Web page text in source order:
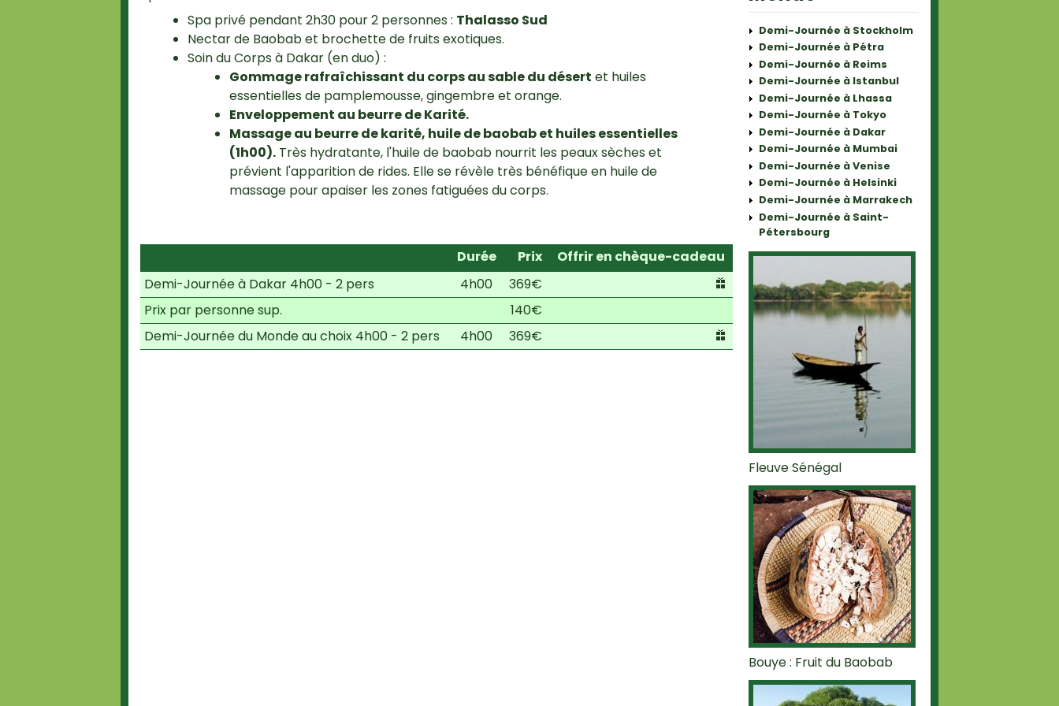
Spa privé pendant 2h30 pour 2 personnes : Thalasso Sud
Nectar de Baobab et brochette de fruits exotiques.
Soin du Corps à Dakar (en duo) :
Gommage rafraîchissant du corps au sable du désert et huiles
essentielles de pamplemousse, gingembre et orange.
Enveloppement au beurre de Karité.
Massage au beurre de karité, huile de baobab et huiles essentielles
(1h00). Très hydratante, l'huile de baobab nourrit les peaux sèches et
prévient l'apparition de rides. Elle se révèle très bénéfique en huile de
massage pour apaiser les zones fatiguées du corps.
Durée Prix
Offrir en chèque-cadeau
Demi-Journée à Dakar 4h00 - 2 pers
4h00
369€
Prix par personne sup.
140€
Demi-Journée du Monde au choix 4h00 - 2 pers
4h00 369€
Demi-Journée à Stockholm
Demi-Journée à Pétra
Demi-Journée à Reims
Demi-Journée à Istanbul
Demi-Journée à Lhassa
Demi-Journée à Tokyo
Demi-Journée à Dakar
Demi-Journée à Mumbai
Demi-Journée à Venise
Demi-Journée à Helsinki
Demi-Journée à Marrakech
Demi-Journée à Saint-
Pétersbourg
Fleuve Sénégal
Bouye : Fruit du Baobab